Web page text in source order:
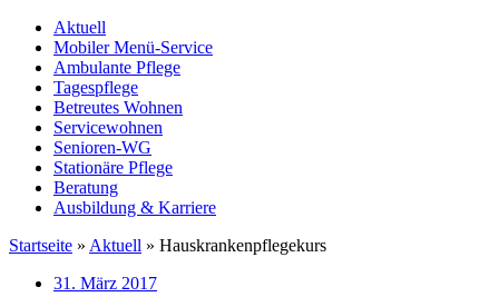
Aktuell
Mobiler Menü-Service
Ambulante Pflege
Tagespflege
Betreutes Wohnen
Servicewohnen
Senioren-WG
Stationäre Pflege
Beratung
Ausbildung & Karriere
Startseite » Aktuell » Hauskrankenpflegekurs
31. März 2017